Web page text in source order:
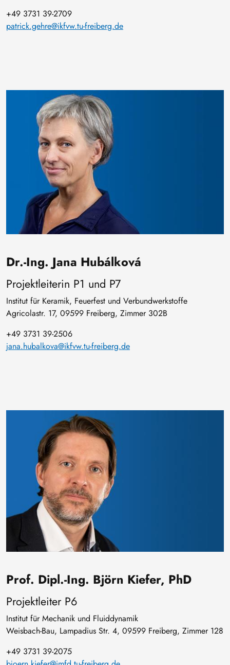
+49 3731 39-2709
patrick.gehre@ikfvw.tu-freiberg.de
Dr.-Ing. Jana Hubálková
Projektleiterin P1 und P7
Institut für Keramik, Feuerfest und Verbundwerkstoffe
Agricolastr. 17, 09599 Freiberg, Zimmer 302B
+49 3731 39-2506
jana.hubalkova@ikfvw.tu-freiberg.de
Prof. Dipl.-Ing. Björn Kiefer, PhD
Projektleiter P6
Institut für Mechanik und Fluiddynamik
Weisbach-Bau, Lampadius Str. 4, 09599 Freiberg, Zimmer 128
+49 3731 39-2075